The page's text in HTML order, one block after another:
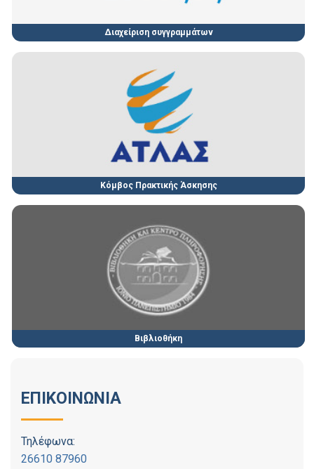
Διαχείριση συγγραμμάτων
Κόμβος Πρακτικής Άσκησης
Βιβλιοθήκη
ΕΠΙΚΟΙΝΩΝΙΑ
Τηλέφωνα:
26610 87960